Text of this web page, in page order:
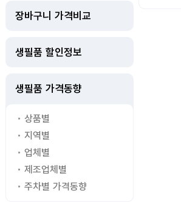
장바구니 가격비교
생필품 할인정보
생필품 가격동향
상품별
지역별
업체별
제조업체별
주차별 가격동향